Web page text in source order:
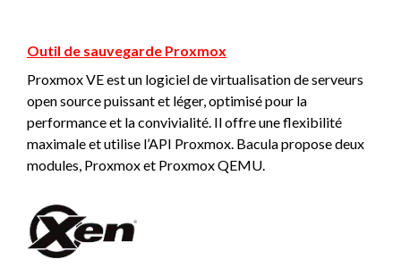
Outil de sauvegarde Proxmox
Proxmox VE est un logiciel de virtualisation de serveurs
open source puissant et léger, optimisé pour la
performance et la convivialité. Il offre une flexibilité
maximale et utilise l’API Proxmox. Bacula propose deux
modules, Proxmox et Proxmox QEMU.